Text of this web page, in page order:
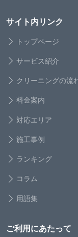
サイト内リンク
トップページ
サービス紹介
クリーニングの流
料金案内
対応エリア
施工事例
ランキング
コラム
用語集
ご利用にあたって